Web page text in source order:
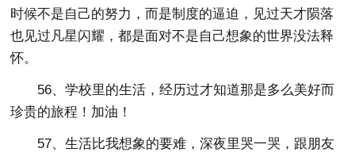
时候不是自己的努力，而是制度的逼迫，见过天才陨落
也见过凡星闪耀，都是面对不是自己想象的世界没法释
怀。
56、学校里的生活，经历过才知道那是多么美好而
珍贵的旅程！加油！
57、生活比我想象的要难，深夜里哭一哭，跟朋友